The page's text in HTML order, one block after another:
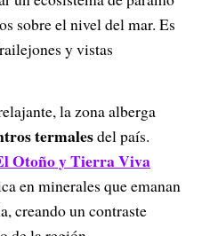
sobre el nivel del mar. Es
y vistas
la zona alberga
termalesdel país.
OtoñoyTierra Viva
en minerales que emanan
creando un contraste